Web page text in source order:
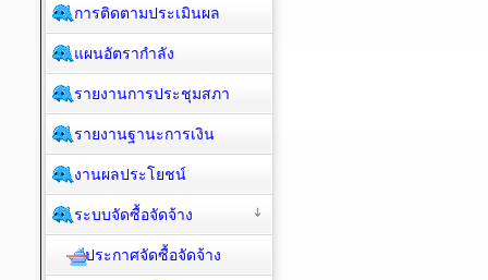
การติดตามประเมินผล
แผนอัตรากำลัง
รายงานการประชุมสภา
รายงานฐานะการเงิน
งานผลประโยชน์
ระบบจัดซื้อจัดจ้าง
ประกาศจัดซื้อจัดจ้าง